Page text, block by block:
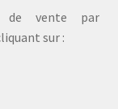
de vente par
sur :